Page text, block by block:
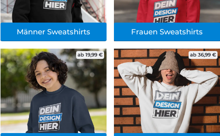
Männer Sweatshirts
ab 19,99 € ab 36,99 €
Frauen Sweatshirts